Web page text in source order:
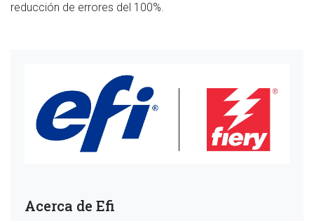
reducción de errores del 100%.
Acerca de Efi